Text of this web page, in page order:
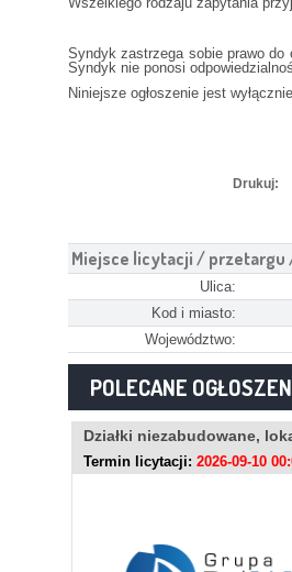
Syndyk zastrzega sobie prawo do
Syndyk nie ponosi
Niniejsze ogłoszenie jest
Drukuj:
Miejsce licytacji /
Ulica:
Kod i miasto:
Województwo:
POLECANE
Działki niezabudowane,
Termin licytacji: 2026-09-10